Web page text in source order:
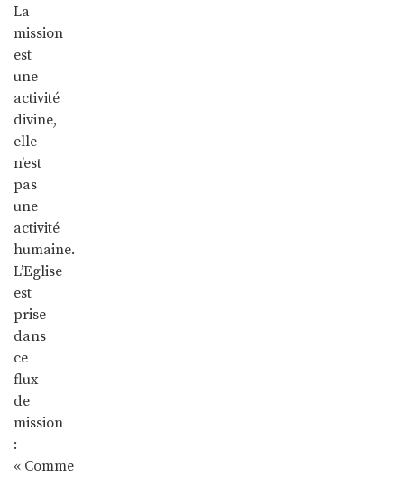
La
mission
est
une
activité
divine,
elle
n’est
pas
une
activité
humaine.
L’Eglise
est
prise
dans
ce
flux
de
mission
:
« Comme